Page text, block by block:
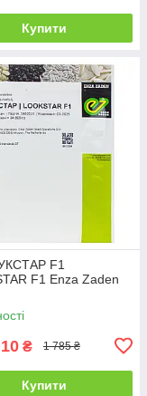
Купити
F1
F1 Enza Zaden
₴ 1 785 ₴
Купити